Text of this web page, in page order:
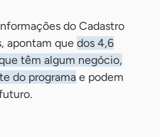
do Cadastro
apontam que dos 4,6
têm algum negócio,
do programa e podem